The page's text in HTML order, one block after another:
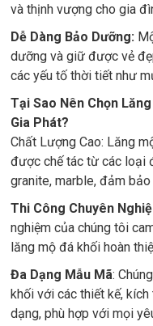
và thịnh vượng cho gia
Dễ Dàng Bảo Dưỡng:
dưỡng và giữ được vẻ
các yếu tố thời tiết như
Tại Sao Nên Chọn
Gia Phát?
Chất Lượng Cao: Lăng
được chế tác từ các loại
granite, marble, đảm
Thi Công Chuyên
nghiệm của chúng tôi
lăng mộ đá khối hoàn
Đa Dạng Mẫu Mã:
khối với các thiết kế,
dạng, phù hợp với mọi